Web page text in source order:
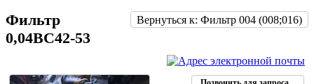
Вернуться к: Фильтр 004 (008;016)
Фильтр
0,04ВС42-53